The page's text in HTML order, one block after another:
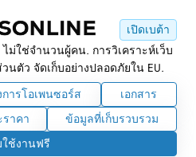
เปิดเบต้า
ม่ใช่จำนวนผู้คน. การวิเคราะห์เว็บ
ตัว จัดเก็บอย่างปลอดภัยใน EU.
ารโอเพนซอร์ส
เอกสาร
าคา
ข้อมูลที่เก็บรวบรวม
ใช้งานฟรี